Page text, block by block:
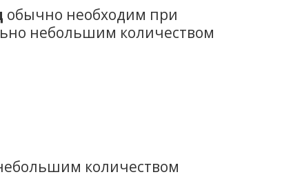
обычно необходим при
небольшим количеством
количеством